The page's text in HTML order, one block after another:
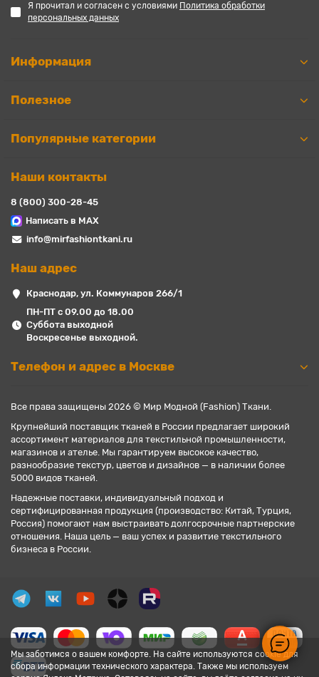
Мы заботимся о вашем комфорте. На сайте используются cookie для
сбора информации технического характера. Также мы используем
Я прочитал и согласен с условиями Политика обработки
персональных данных
Информация
Полезное
Популярные категории
Наши контакты
8 (800) 300-28-45
Написать в MAX
info@mirfashiontkani.ru
Наш адрес
Краснодар, ул. Коммунаров 266/1
ПН-ПТ с 09.00 до 18.00
Суббота выходной
Воскресенье выходной.
Телефон и адрес в Москве
Все права защищены 2026 © Мир Модной (Fashion) Ткани.
Крупнейший поставщик тканей в России предлагает широкий
ассортимент материалов для текстильной промышленности,
магазинов и ателье. Мы гарантируем высокое качество,
разнообразие текстур, цветов и дизайнов — в наличии более
5000 видов тканей.
Надежные поставки, индивидуальный подход и
сертифицированная продукция (производство: Китай, Турция,
Россия) помогают нам выстраивать долгосрочные партнерские
отношения. Наша цель — ваш успех и развитие текстильного
бизнеса в России.